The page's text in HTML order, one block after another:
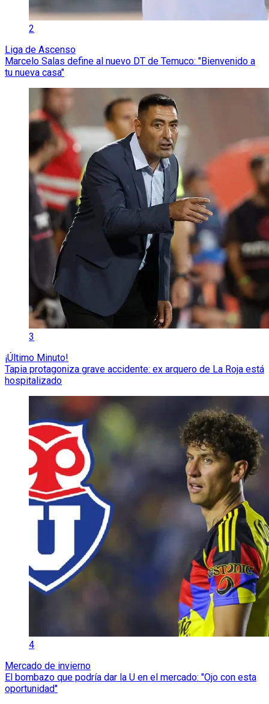
2
Liga de Ascenso
Marcelo Salas define al nuevo DT de Temuco: "Bienvenido a
tu nueva casa"
3
¡Último Minuto!
Tapia protagoniza grave accidente: ex arquero de La Roja está
hospitalizado
4
Mercado de invierno
El bombazo que podría dar la U en el mercado: "Ojo con esta
oportunidad"